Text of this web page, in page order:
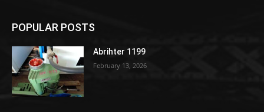
POPULAR POSTS
Abrihter 1199
February 13, 2026